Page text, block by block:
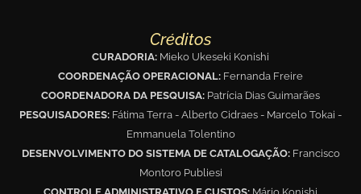
Créditos
CURADORIA: Mieko Ukeseki Konishi
COORDENAÇÃO OPERACIONAL: Fernanda Freire
COORDENADORA DA PESQUISA: Patrícia Dias Guimarães
PESQUISADORES: Fátima Terra - Alberto Cidraes - Marcelo Tokai -
Emmanuela Tolentino
DESENVOLVIMENTO DO SISTEMA DE CATALOGAÇÃO: Francisco
Montoro Publiesi